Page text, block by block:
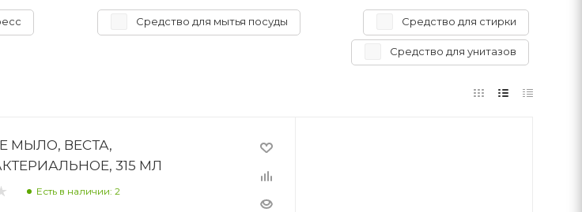
Средство для мытья посуды Средство для стирки
Средство для унитазов
МЫЛО, ВЕСТА,
315 МЛ
Есть в наличии: 2